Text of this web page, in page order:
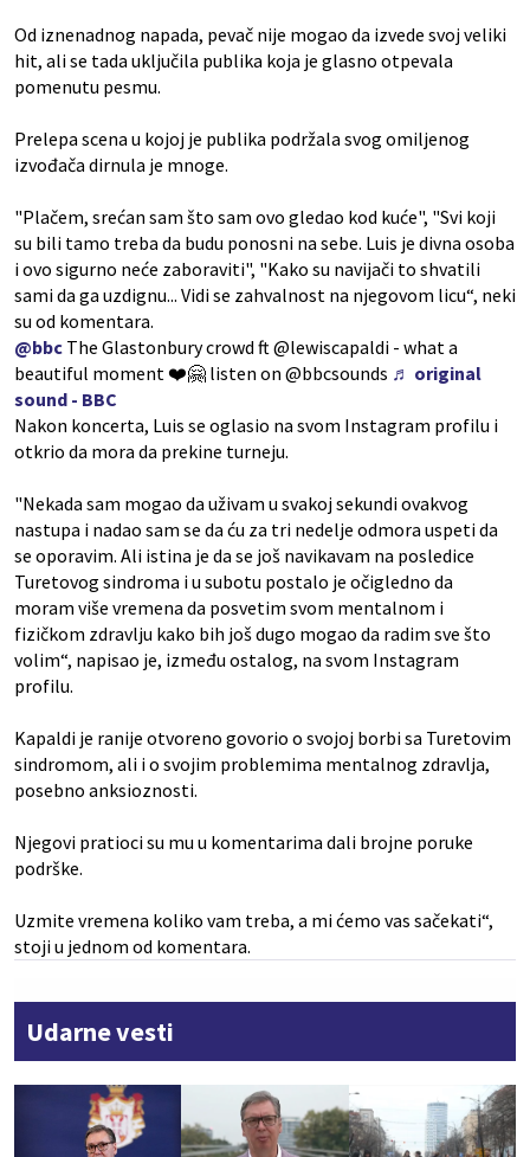
Od iznenadnog napada, pevač nije mogao da izvede svoj veliki
hit, ali se tada uključila publika koja je glasno otpevala
pomenutu pesmu.
Prelepa scena u kojoj je publika podržala svog omiljenog
izvođača dirnula je mnoge.
"Plačem, srećan sam što sam ovo gledao kod kuće", "Svi koji
su bili tamo treba da budu ponosni na sebe. Luis je divna osoba
i ovo sigurno neće zaboraviti", "Kako su navijači to shvatili
sami da ga uzdignu... Vidi se zahvalnost na njegovom licu“, neki
su od komentara.
@bbc The Glastonbury crowd ft @lewiscapaldi - what a
beautiful moment ❤️🤗 listen on @bbcsounds ♬ original
sound - BBC
Nakon koncerta, Luis se oglasio na svom Instagram profilu i
otkrio da mora da prekine turneju.
"Nekada sam mogao da uživam u svakoj sekundi ovakvog
nastupa i nadao sam se da ću za tri nedelje odmora uspeti da
se oporavim. Ali istina je da se još navikavam na posledice
Turetovog sindroma i u subotu postalo je očigledno da
moram više vremena da posvetim svom mentalnom i
fizičkom zdravlju kako bih još dugo mogao da radim sve što
volim“, napisao je, između ostalog, na svom Instagram
profilu.
Kapaldi je ranije otvoreno govorio o svojoj borbi sa Turetovim
sindromom, ali i o svojim problemima mentalnog zdravlja,
posebno anksioznosti.
Njegovi pratioci su mu u komentarima dali brojne poruke
podrške.
Uzmite vremena koliko vam treba, a mi ćemo vas sačekati“,
stoji u jednom od komentara.
Udarne vesti